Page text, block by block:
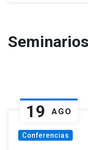
Seminarios
19 AGO
Conferencias